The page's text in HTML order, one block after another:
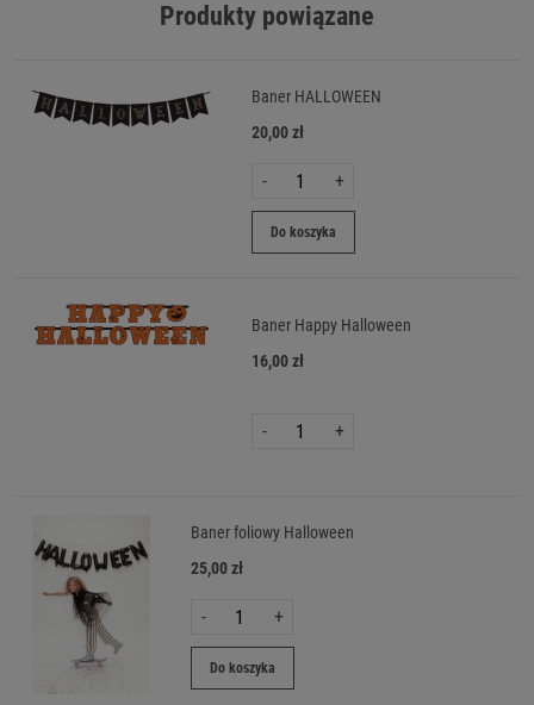
Produkty powiązane
Baner HALLOWEEN
20,00 zł
- +
Do koszyka
Baner Happy Halloween
16,00 zł
- +
Baner foliowy Halloween
25,00 zł
- +
Do koszyka